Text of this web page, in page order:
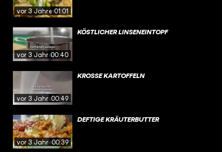
vor 3 Jahren01:01
vor 3 Jahren00:40
KÖSTLICHER LINSENEINTOPF
vor 3 Jahren00:49
KROSSE KARTOFFELN
vor 3 Jahren00:39
DEFTIGE KRÄUTERBUTTER